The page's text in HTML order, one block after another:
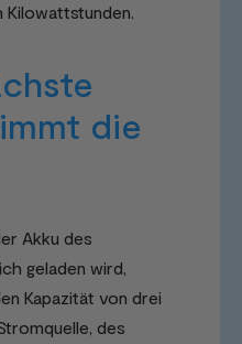
Kilowattstunden.
die
Akku des
geladen wird,
Kapazität von drei
des